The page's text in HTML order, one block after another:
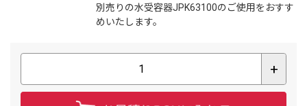
別売りの水受容器JPK63100のご使用をおすす
めいたします。
+